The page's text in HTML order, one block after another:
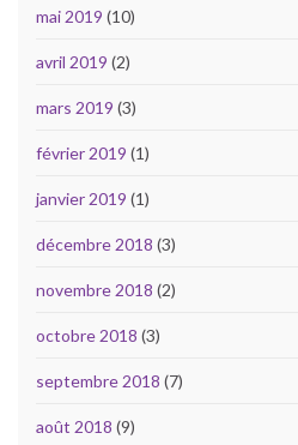
mai 2019 (10)
avril 2019 (2)
mars 2019 (3)
février 2019 (1)
janvier 2019 (1)
décembre 2018 (3)
novembre 2018 (2)
octobre 2018 (3)
septembre 2018 (7)
août 2018 (9)